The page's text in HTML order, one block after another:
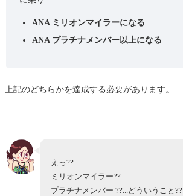
ANA ミリオンマイラーになる
ANA プラチナメンバー以上になる
上記のどちらかを達成する必要があります。
えっ??
ミリオンマイラー??
プラチナメンバー ??...どういうこと??